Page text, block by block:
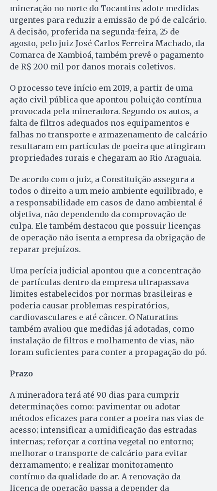
mineração no norte do Tocantins adote medidas
urgentes para reduzir a emissão de pó de calcário.
A decisão, proferida na segunda-feira, 25 de
agosto, pelo juiz José Carlos Ferreira Machado, da
Comarca de Xambioá, também prevê o pagamento
de R$ 200 mil por danos morais coletivos.
O processo teve início em 2019, a partir de uma
ação civil pública que apontou poluição contínua
provocada pela mineradora. Segundo os autos, a
falta de filtros adequados nos equipamentos e
falhas no transporte e armazenamento de calcário
resultaram em partículas de poeira que atingiram
propriedades rurais e chegaram ao Rio Araguaia.
De acordo com o juiz, a Constituição assegura a
todos o direito a um meio ambiente equilibrado, e
a responsabilidade em casos de dano ambiental é
objetiva, não dependendo da comprovação de
culpa. Ele também destacou que possuir licenças
de operação não isenta a empresa da obrigação de
reparar prejuízos.
Uma perícia judicial apontou que a concentração
de partículas dentro da empresa ultrapassava
limites estabelecidos por normas brasileiras e
poderia causar problemas respiratórios,
cardiovasculares e até câncer. O Naturatins
também avaliou que medidas já adotadas, como
instalação de filtros e molhamento de vias, não
foram suficientes para conter a propagação do pó.
Prazo
A mineradora terá até 90 dias para cumprir
determinações como: pavimentar ou adotar
métodos eficazes para conter a poeira nas vias de
acesso; intensificar a umidificação das estradas
internas; reforçar a cortina vegetal no entorno;
melhorar o transporte de calcário para evitar
derramamento; e realizar monitoramento
contínuo da qualidade do ar. A renovação da
licença de operação passa a depender da